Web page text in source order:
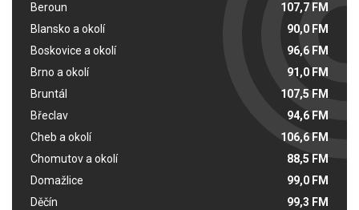
Beroun
107,7 FM
Blansko a okolí
90,0 FM
Boskovice a okolí
96,6 FM
Brno a okolí
91,0 FM
Bruntál
107,5 FM
Břeclav
94,6 FM
Cheb a okolí
106,6 FM
Chomutov a okolí
88,5 FM
Domažlice
99,0 FM
Děčín
99,3 FM